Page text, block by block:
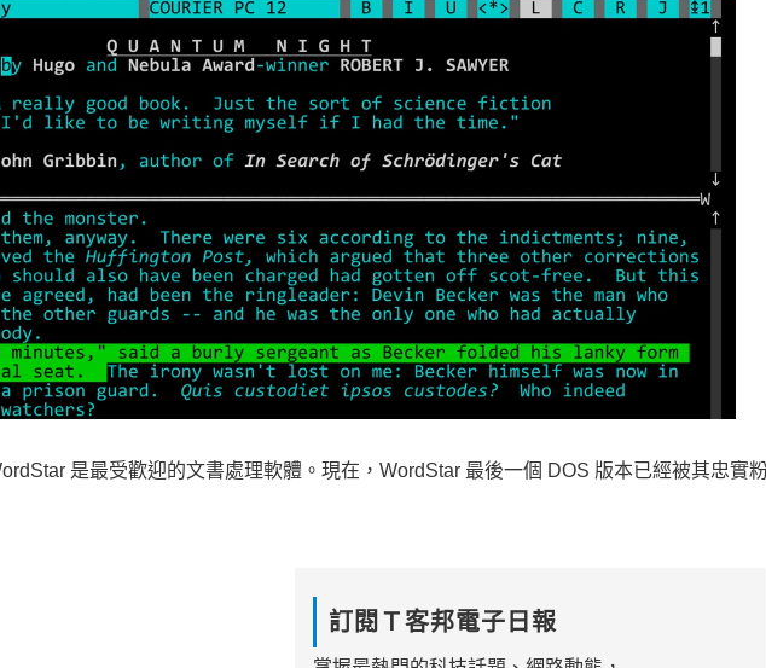
是最受歡迎的文書處理軟體。現在，WordStar 最後一個 DOS 版本已經被其忠實
訂閱Ｔ客邦電子日報